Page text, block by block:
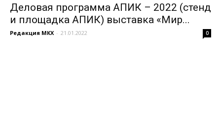
Деловая программа АПИК – 2022 (стенд
и площадка АПИК) выставка «Мир...
Редакция МКХ - 21.01.2022 0